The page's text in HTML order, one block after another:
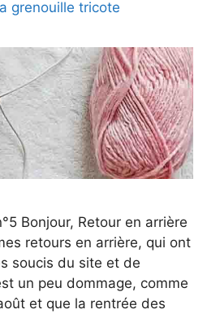
grenouille tricote
Bonjour, Retour en arrière
retours en arrière, qui ont
soucis du site et de
un peu dommage, comme
et que la rentrée des